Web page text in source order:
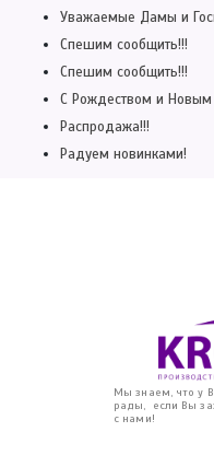
Уважаемые Дамы и
Спешим сообщить!!!
Спешим сообщить!!!
С Рождеством и Новым
Распродажа!!!
Радуем новинками!
Мы знаем, что у
рады, если Вы
с нами!